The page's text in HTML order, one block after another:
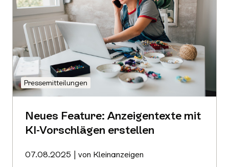
Neues Feature: Anzeigentexte mit
KI-Vorschlägen erstellen
07.08.2025 | von Kleinanzeigen
Pressemitteilungen